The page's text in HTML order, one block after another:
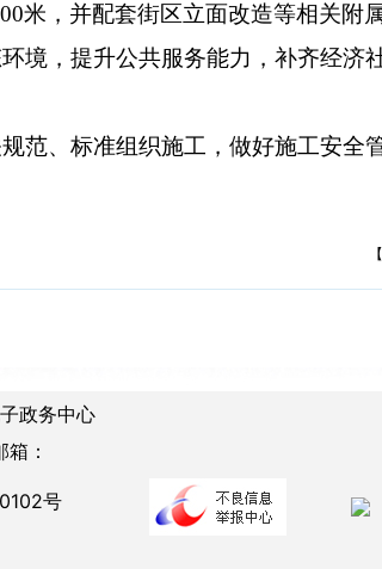
米，并配套街区立面改造等相关附属
境，提升公共服务能力，补齐经济
范、标准组织施工，做好施工安全
【
政务中心
：
号